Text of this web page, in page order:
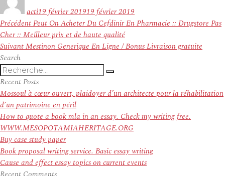
actile
19 février 201919 février 2019
Navigation
de
l’article
PrécédentArticle
précédent :
Peut On Acheter Du Cefdinir En Pharmacie :: Drugstore Pas
Cher :: Meilleur prix et de haute qualité
SuivantArticle
Mestinon Generique En Ligne / Bonus Livraison gratuite
Search
Recherche
pour
:
Recherche
Recent Posts
Mossoul à cœur ouvert, plaidoyer d’un architecte pour la réhabilitation
d’un patrimoine en péril
How to quote a book mla in an essay. Check my writing free.
WWW.MESOPOTAMIAHERITAGE.ORG
Buy case study paper
Book proposal writing service. Basic essay writing
Cause and effect essay topics on current events